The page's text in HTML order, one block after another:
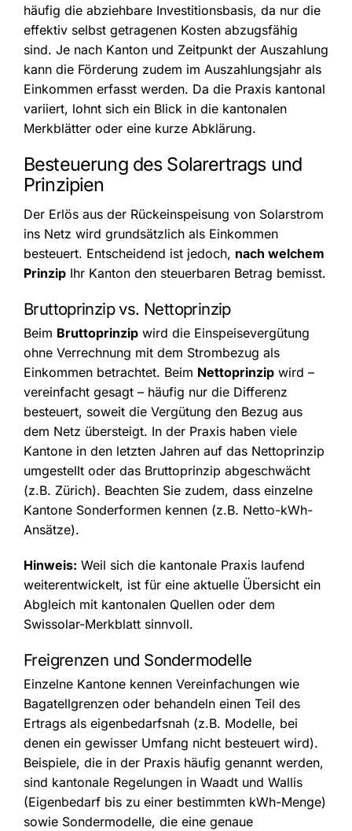
häufig die abziehbare Investitionsbasis, da nur die
effektiv selbst getragenen Kosten abzugsfähig
sind. Je nach Kanton und Zeitpunkt der Auszahlung
kann die Förderung zudem im Auszahlungsjahr als
Einkommen erfasst werden. Da die Praxis kantonal
variiert, lohnt sich ein Blick in die kantonalen
Merkblätter oder eine kurze Abklärung.
Besteuerung des Solarertrags und
Prinzipien
Der Erlös aus der Rückeinspeisung von Solarstrom
ins Netz wird grundsätzlich als Einkommen
besteuert. Entscheidend ist jedoch, nach welchem
PrinzipIhr Kanton den steuerbaren Betrag bemisst.
Bruttoprinzip vs. Nettoprinzip
Beim Bruttoprinzipwird die Einspeisevergütung
ohne Verrechnung mit dem Strombezug als
Einkommen betrachtet. Beim Nettoprinzipwird –
vereinfacht gesagt – häufig nur die Differenz
besteuert, soweit die Vergütung den Bezug aus
dem Netz übersteigt. In der Praxis haben viele
Kantone in den letzten Jahren auf das Nettoprinzip
umgestellt oder das Bruttoprinzip abgeschwächt
(z.B. Zürich). Beachten Sie zudem, dass einzelne
Kantone Sonderformen kennen (z.B. Netto-kWh-
Ansätze).
Hinweis: Weil sich die kantonale Praxis laufend
weiterentwickelt, ist für eine aktuelle Übersicht ein
Abgleich mit kantonalen Quellen oder dem
Swissolar-Merkblatt sinnvoll.
Freigrenzen und Sondermodelle
Einzelne Kantone kennen Vereinfachungen wie
Bagatellgrenzen oder behandeln einen Teil des
Ertrags als eigenbedarfsnah (z.B. Modelle, bei
denen ein gewisser Umfang nicht besteuert wird).
Beispiele, die in der Praxis häufig genannt werden,
sind kantonale Regelungen in Waadt und Wallis
(Eigenbedarf bis zu einer bestimmten kWh-Menge)
sowie Sondermodelle, die eine genaue